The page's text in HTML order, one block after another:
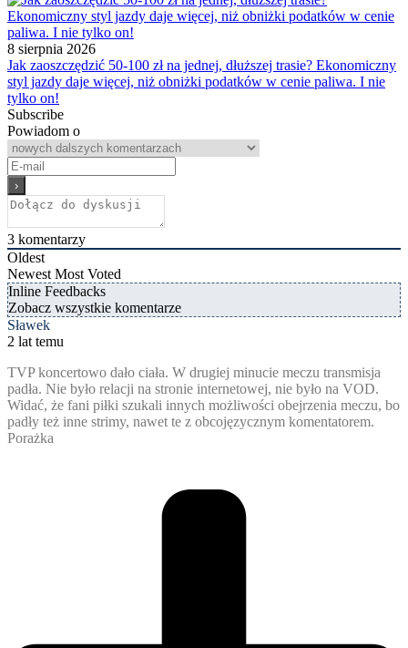
8 sierpnia 2026
Jak zaoszczędzić 50-100 zł na jednej, dłuższej trasie? Ekonomiczny
styl jazdy daje więcej, niż obniżki podatków w cenie paliwa. I nie
tylko on!
Subscribe
Powiadom o
3 komentarzy
Oldest
Newest Most Voted
Inline Feedbacks
Zobacz wszystkie komentarze
Sławek
2 lat temu
TVP koncertowo dało ciała. W drugiej minucie meczu transmisja
padła. Nie było relacji na stronie internetowej, nie było na VOD.
Widać, że fani piłki szukali innych możliwości obejrzenia meczu, bo
padły też inne strimy, nawet te z obcojęzycznym komentatorem.
Porażka